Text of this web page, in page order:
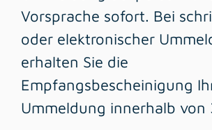
Vorsprache sofort. Bei
oder elektronischer
erhalten Sie die
Empfangsbescheinigung
Ummeldung innerhalb von